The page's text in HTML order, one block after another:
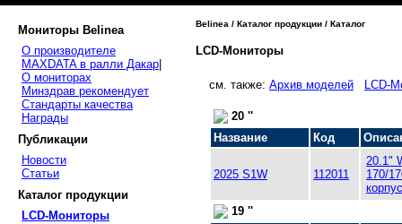
Мониторы Belinea
О производителе
MAXDATA в ралли Дакар
О мониторах
Минздрав рекомендует
Стандарты качества
Награды
Публикации
Новости
Статьи
Каталог продукции
LCD-Мониторы
Belinea / Каталог продукции / Каталог
LCD-Мониторы
см. также: Архив моделей LCD-
20 ''
Название
Код
2025 S1W 112011
20.1"
170/
корпус
19 ''